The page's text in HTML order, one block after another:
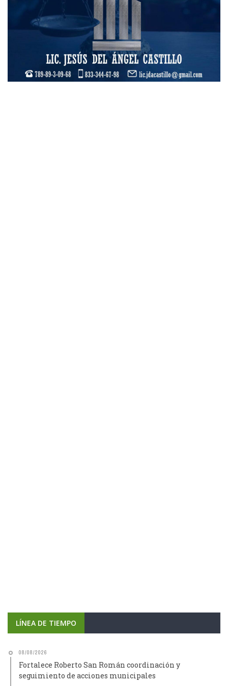
LÍNEA DE TIEMPO
08/08/2026
Fortalece Roberto San Román coordinación y
seguimiento de acciones municipales